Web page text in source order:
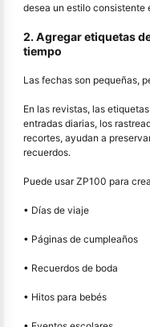
desea un estilo consistente
2. Agregar etiquetas
tiempo
Las fechas son pequeñas,
En las revistas, las
entradas diarias, los
recortes, ayudan a
recuerdos.
Puede usar ZP100 para
• Días de viaje
• Páginas de cumpleaños
• Recuerdos de boda
• Hitos para bebés